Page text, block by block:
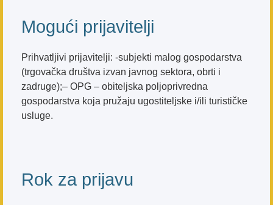
Mogući prijavitelji
Prihvatljivi prijavitelji: -subjekti malog gospodarstva
(trgovačka društva izvan javnog sektora, obrti i
zadruge);– OPG – obiteljska poljoprivredna
gospodarstva koja pružaju ugostiteljske i/ili turističke
usluge.
Rok za prijavu